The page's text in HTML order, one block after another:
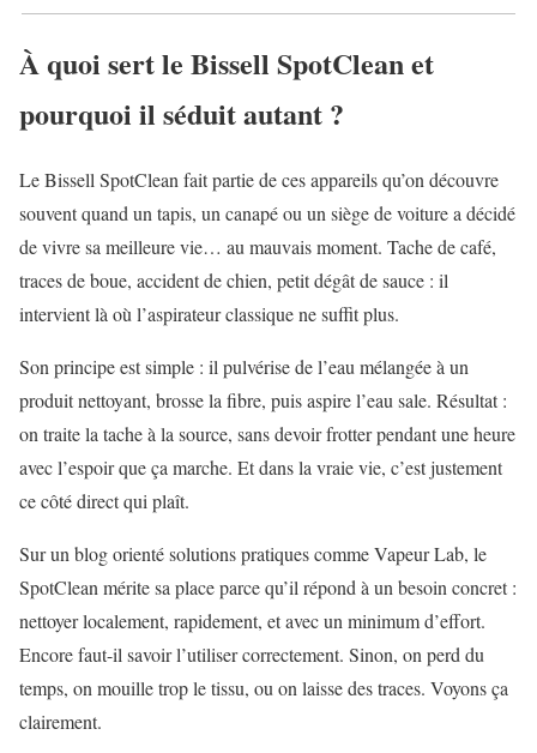
À quoi sert le Bissell SpotClean et
pourquoi il séduit autant ?
Le Bissell SpotClean fait partie de ces appareils qu’on découvre
souvent quand un tapis, un canapé ou un siège de voiture a décidé
de vivre sa meilleure vie… au mauvais moment. Tache de café,
traces de boue, accident de chien, petit dégât de sauce : il
intervient là où l’aspirateur classique ne suffit plus.
Son principe est simple : il pulvérise de l’eau mélangée à un
produit nettoyant, brosse la fibre, puis aspire l’eau sale. Résultat :
on traite la tache à la source, sans devoir frotter pendant une heure
avec l’espoir que ça marche. Et dans la vraie vie, c’est justement
ce côté direct qui plaît.
Sur un blog orienté solutions pratiques comme Vapeur Lab, le
SpotClean mérite sa place parce qu’il répond à un besoin concret :
nettoyer localement, rapidement, et avec un minimum d’effort.
Encore faut-il savoir l’utiliser correctement. Sinon, on perd du
temps, on mouille trop le tissu, ou on laisse des traces. Voyons ça
clairement.